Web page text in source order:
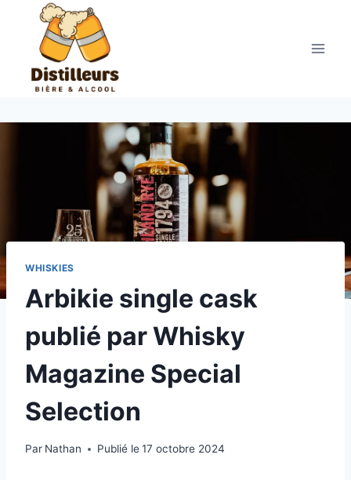
contenu
WHISKIES
Arbikie single cask
publié par Whisky
Magazine Special
Selection
Par Nathan Publié le 17 octobre 2024